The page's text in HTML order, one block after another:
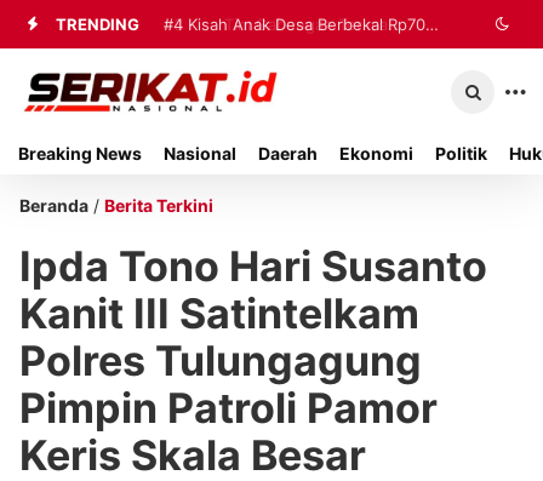
TRENDING #3 Tim Gabungan Terima
Sembilan Korban Evakuasi KM Mutiara
#4 Kisah Anak Desa Berbekal Rp70
Ribu Jadi Referensi Akademik
Breaking News Nasional Daerah Ekonomi Politik
Beranda / Berita Terkini
Ipda Tono Hari Susanto
Kanit III Satintelkam
Polres Tulungagung
Pimpin Patroli Pamor
Keris Skala Besar